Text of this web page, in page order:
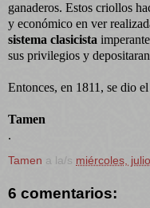
ganaderos. Estos criollos
y económico en ver
sistema clasicista
sus privilegios y
Entonces, en 1811, se dio
Tamen
.
Tamen a la/s miércoles,
6 comentarios: